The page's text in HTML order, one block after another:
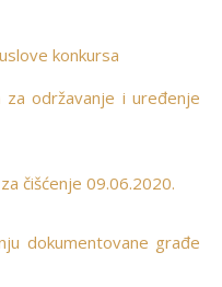
konkursa
održavanje i uređenje
čišćenje 09.06.2020.
dokumentovane građe